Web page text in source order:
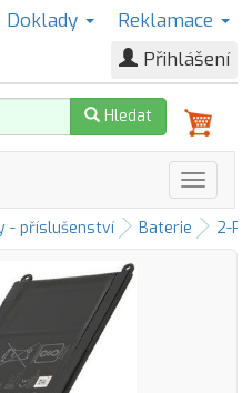
Doklady
Reklamace
Přihlášení
Hledat
- příslušenství Baterie 2-